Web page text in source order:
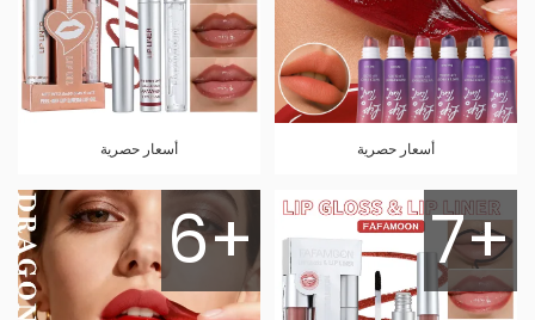
أسعار حصرية أسعار حصرية
7+
6+